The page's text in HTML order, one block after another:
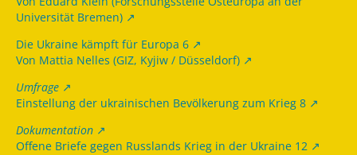
Universität Bremen)
Die Ukraine kämpft für Europa 6
Von Mattia Nelles (GIZ, Kyjiw / Düsseldorf)
Umfrage
Einstellung der ukrainischen Bevölkerung zum Krieg 8
Dokumentation
Offene Briefe gegen Russlands Krieg in der Ukraine 12